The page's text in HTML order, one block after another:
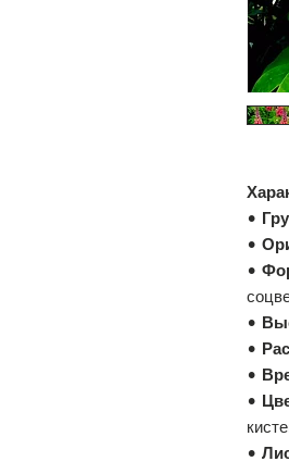
•
•
•
•
•
•
•
•